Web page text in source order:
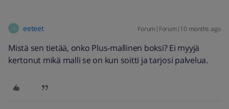
E eeteet Forum|Forum|10 months ago
Mistä sen tietää, onko Plus-mallinen boksi? Ei myyjä
kertonut mikä malli se on kun soitti ja tarjosi palvelua.